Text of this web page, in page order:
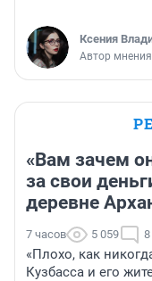
Ксения
Автор мнения
«Вам зачем
за свои
деревне
7 часов 5 059 8
«Плохо, как
Кузбасса и его